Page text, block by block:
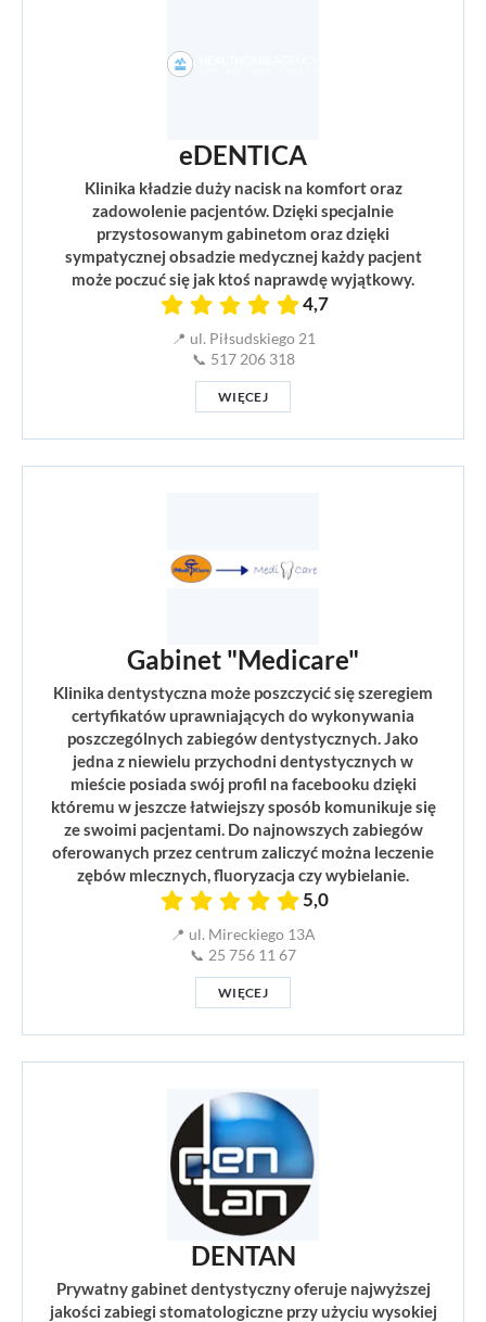
eDENTICA
Klinika kładzie duży nacisk na komfort oraz
zadowolenie pacjentów. Dzięki specjalnie
przystosowanym gabinetom oraz dzięki
sympatycznej obsadzie medycznej każdy pacjent
może poczuć się jak ktoś naprawdę wyjątkowy.
4,7
📍 ul. Piłsudskiego 21
📞 517 206 318
WIĘCEJ
Gabinet "Medicare"
Klinika dentystyczna może poszczycić się szeregiem
certyfikatów uprawniających do wykonywania
poszczególnych zabiegów dentystycznych. Jako
jedna z niewielu przychodni dentystycznych w
mieście posiada swój profil na facebooku dzięki
któremu w jeszcze łatwiejszy sposób komunikuje się
ze swoimi pacjentami. Do najnowszych zabiegów
oferowanych przez centrum zaliczyć można leczenie
zębów mlecznych, fluoryzacja czy wybielanie.
5,0
📍 ul. Mireckiego 13A
📞 25 756 11 67
WIĘCEJ
DENTAN
Prywatny gabinet dentystyczny oferuje najwyższej
jakości zabiegi stomatologiczne przy użyciu wysokiej